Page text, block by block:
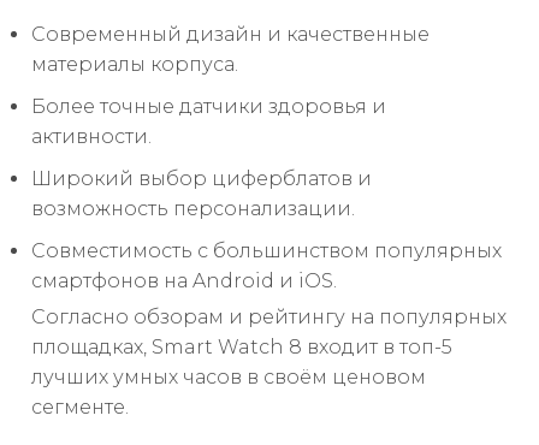
Современный дизайн и качественные
материалы корпуса.
Более точные датчики здоровья и
активности.
Широкий выбор циферблатов и
возможность персонализации.
Совместимость с большинством популярных
смартфонов на Android и iOS.
Согласно обзорам и рейтингу на популярных
площадках, Smart Watch 8 входит в топ-5
лучших умных часов в своём ценовом
сегменте.